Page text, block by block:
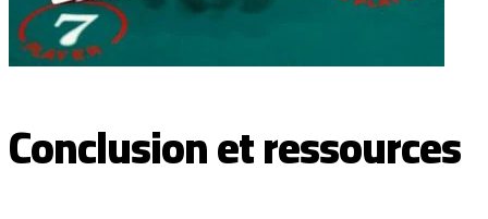
Conclusion et ressources